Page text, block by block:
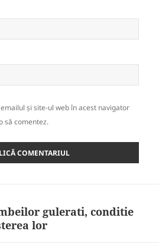
și site-ul web în acest navigator
să comentez.
gulerati, conditie
lor